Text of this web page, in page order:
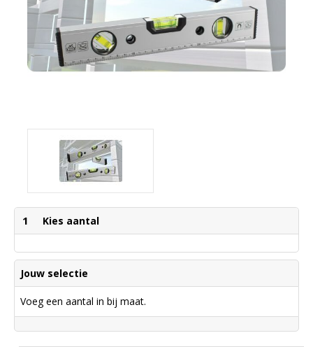
1 Kies aantal
Jouw selectie
Voeg een aantal in bij maat.